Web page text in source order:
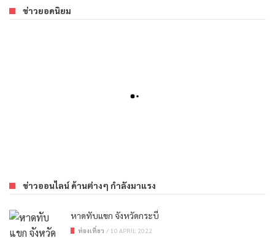
ข่าวยอดนิยม
ข่าวออนไลน์ ด้านต่างๆ กำลังมาแรง
หาดทับแขก จังหวัดกระบี่
ท่องเที่ยว / 10 APRIL 2022